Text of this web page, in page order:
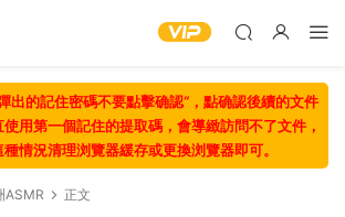
出的記住密碼不要點擊确認“，點确認後續的文件
用第一個記住的提取碼，會導緻訪問不了文件，
情況清理浏覽器緩存或更換浏覽器即可。
ASMR 正文